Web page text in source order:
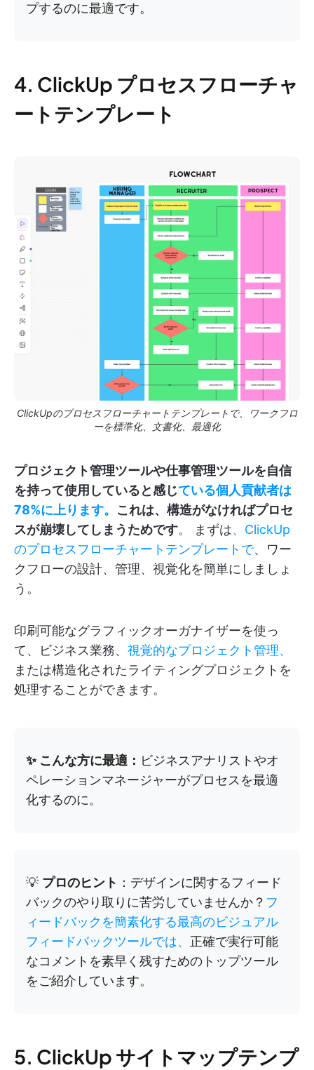
プするのに最適です。
4. ClickUp プロセスフローチャ
ートテンプレート
ClickUpのプロセスフローチャートテンプレートで、ワークフロ
ーを標準化、文書化、最適化
プロジェクト管理ツールや仕事管理ツールを自信
を持って使用していると感じている個人貢献者は
78%に上ります。 これは、構造がなければプロセ
スが崩壊してしまうためです。 まずは、ClickUp
のプロセスフローチャートテンプレートで、ワー
クフローの設計、管理、視覚化を簡単にしましょ
う。
印刷可能なグラフィックオーガナイザーを使っ
て、ビジネス業務、 視覚的なプロジェクト管理、
または構造化されたライティングプロジェクトを
処理することができます。
✨ こんな方に最適： ビジネスアナリストやオ
ペレーションマネージャーがプロセスを最適
化するのに。
💡 プロのヒント ：デザインに関するフィード
バックのやり取りに苦労していませんか？ フ
ィードバックを簡素化する最高のビジュアル
フィードバックツールでは、 正確で実行可能
なコメントを素早く残すためのトップツール
をご紹介しています。
5. ClickUp サイトマップテンプ